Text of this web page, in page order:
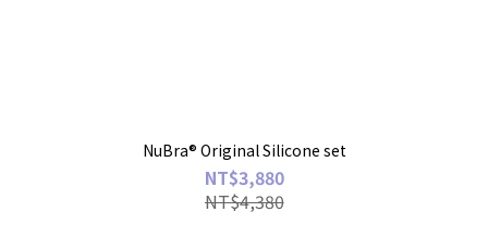
NuBra® Original Silicone set
NT$3,880
NT$4,380